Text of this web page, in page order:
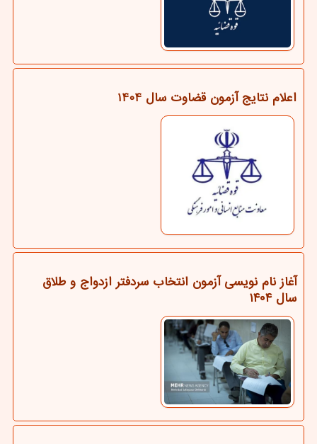
اعلام نتایج آزمون قضاوت سال 1404
آغاز نام نویسی آزمون انتخاب سردفتر ازدواج و طلاق
سال ۱۴۰۴